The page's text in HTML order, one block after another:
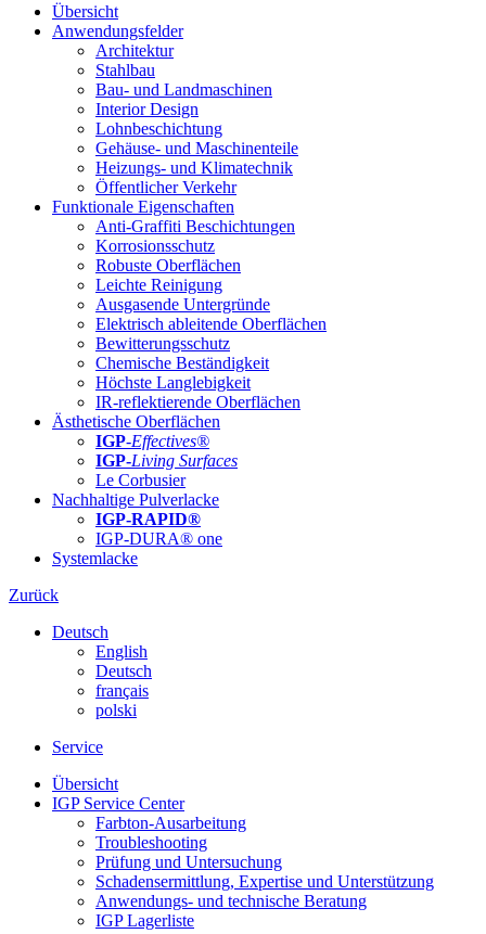
Übersicht
Anwendungsfelder
Architektur
Stahlbau
Bau- und Landmaschinen
Interior Design
Lohnbeschichtung
Gehäuse- und Maschinenteile
Heizungs- und Klimatechnik
Öffentlicher Verkehr
Funktionale Eigenschaften
Anti-Graffiti Beschichtungen
Korrosionsschutz
Robuste Oberflächen
Leichte Reinigung
Ausgasende Untergründe
Elektrisch ableitende Oberflächen
Bewitterungsschutz
Chemische Beständigkeit
Höchste Langlebigkeit
IR-reflektierende Oberflächen
Ästhetische Oberflächen
IGP-Effectives®
IGP-Living Surfaces
Le Corbusier
Nachhaltige Pulverlacke
IGP-RAPID®
IGP-DURA® one
Systemlacke
Zurück
Deutsch
English
Deutsch
français
polski
Service
Übersicht
IGP Service Center
Farbton-Ausarbeitung
Troubleshooting
Prüfung und Untersuchung
Schadensermittlung, Expertise und Unterstützung
Anwendungs- und technische Beratung
IGP Lagerliste